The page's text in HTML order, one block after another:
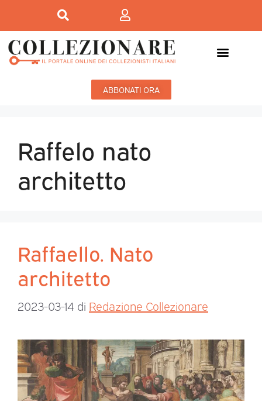
ABBONATI ORA
Raffelo nato
architetto
Raffaello. Nato
architetto
2023-03-14 di Redazione Collezionare